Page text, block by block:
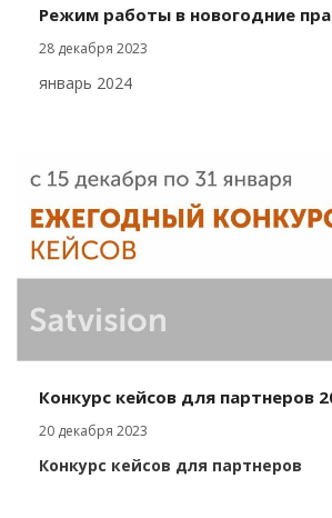
Режим работы в новогодние
28 декабря 2023
январь 2024
Конкурс кейсов для партнеров
20 декабря 2023
Конкурс кейсов для партнеров